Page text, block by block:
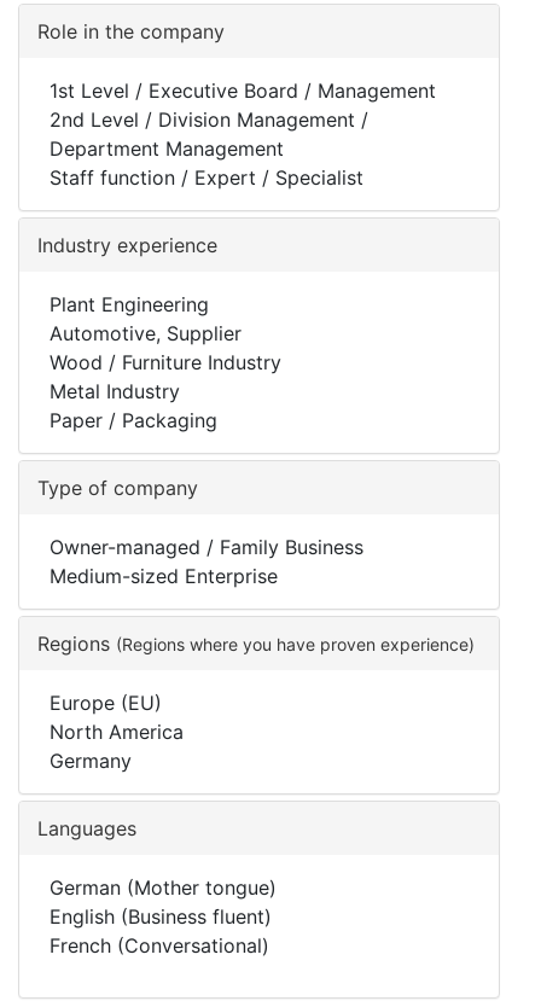
Role in the company
1st Level / Executive Board / Management
2nd Level / Division Management /
Department Management
Staff function / Expert / Specialist
Industry experience
Plant Engineering
Automotive, Supplier
Wood / Furniture Industry
Metal Industry
Paper / Packaging
Type of company
Owner-managed / Family Business
Medium-sized Enterprise
Regions (Regions where you have proven experience)
Europe (EU)
North America
Germany
Languages
German (Mother tongue)
English (Business fluent)
French (Conversational)